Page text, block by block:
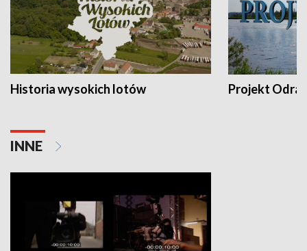
Historia wysokich lotów Projekt Odra
INNE